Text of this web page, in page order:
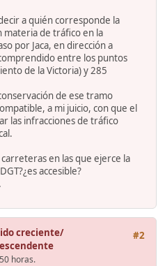
a quién corresponde la
materia de tráfico en la
por Jaca, en dirección a
entre los puntos
de la Victoria) y 285
de ese tramo
a mi juicio, con que el
las infracciones de tráfico
en las que ejerce la
accesible?
#2
creciente/
horas.